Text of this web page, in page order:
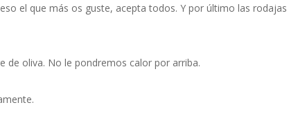
el que más os guste, acepta todos. Y por último las rodajas
de oliva. No le pondremos calor por arriba.